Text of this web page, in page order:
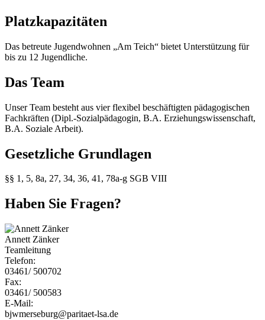
Platzkapazitäten
Das betreute Jugendwohnen „Am Teich“ bietet Unterstützung für
bis zu 12 Jugendliche.
Das Team
Unser Team besteht aus vier flexibel beschäftigten pädagogischen
Fachkräften (Dipl.-Sozialpädagogin, B.A. Erziehungswissenschaft,
B.A. Soziale Arbeit).
Gesetzliche Grundlagen
§§ 1, 5, 8a, 27, 34, 36, 41, 78a-g SGB VIII
Haben Sie Fragen?
Annett Zänker
Teamleitung
Telefon:
03461/ 500702
Fax:
03461/ 500583
E-Mail:
bjwmerseburg@paritaet-lsa.de